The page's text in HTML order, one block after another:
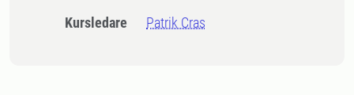
Kursledare Patrik Cras